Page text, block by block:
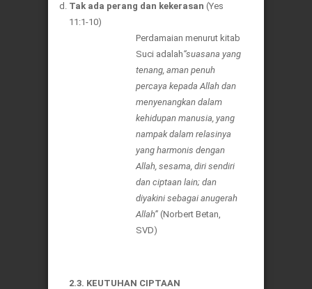
Tak ada perang dan kekerasan (Yes
11:1-10)
Perdamaian menurut kitab
Suci adalah“suasana yang
tenang, aman penuh
percaya kepada Allah dan
menyenangkan dalam
kehidupan manusia, yang
nampak dalam relasinya
yang harmonis dengan
Allah, sesama, diri sendiri
dan ciptaan lain; dan
diyakini sebagai anugerah
Allah” (Norbert Betan,
SVD)
2.3. KEUTUHAN CIPTAAN